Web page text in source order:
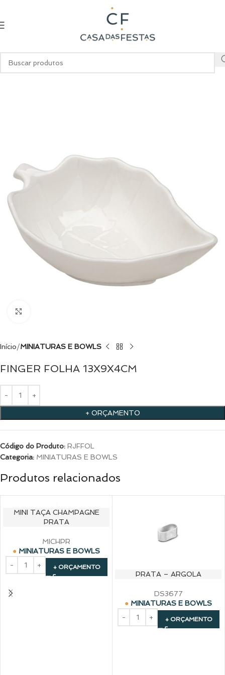
Início MINIATURAS E BOWLS
FINGER FOLHA 13X9X4CM
+ ORÇAMENTO
Código do Produto: RJFFOL
Categoria: MINIATURAS E BOWLS
Produtos relacionados
MINI TAÇA CHAMPAGNE
PRATA
MICHPR
MINIATURAS E BOWLS
+ ORÇAMENTO
PRATA – ARGOLA
DS3677
MINIATURAS E BOWLS
+ ORÇAMENTO